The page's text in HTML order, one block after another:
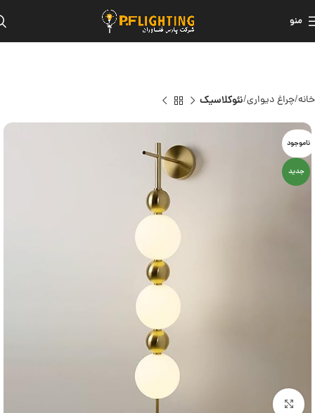
منو
خانه چراغ دیواری نئوکلاسیک
ناموجود
جدید
بزرگنمایی تصویر